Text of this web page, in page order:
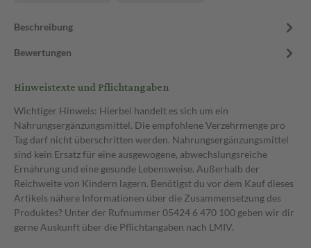
Beschreibung
Bewertungen
Hinweistexte und Pflichtangaben
Wichtiger Hinweis: Hierbei handelt es sich um ein
Nahrungsergänzungsmittel. Die empfohlene Verzehrmenge pro
Tag darf nicht überschritten werden. Nahrungsergänzungsmittel
sind kein Ersatz für eine ausgewogene, abwechslungsreiche
Ernährung und eine gesunde Lebensweise. Außerhalb der
Reichweite von Kindern lagern. Benötigst du vor dem Kauf dieses
Artikels nähere Informationen über die Zusammensetzung des
Produktes? Unter der Rufnummer 05424 6 470 100 geben wir dir
gerne Auskunft über die Pflichtangaben nach LMIV.